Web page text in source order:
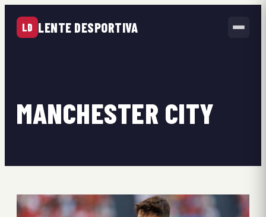
LD LENTE DESPORTIVA
MANCHESTER CITY